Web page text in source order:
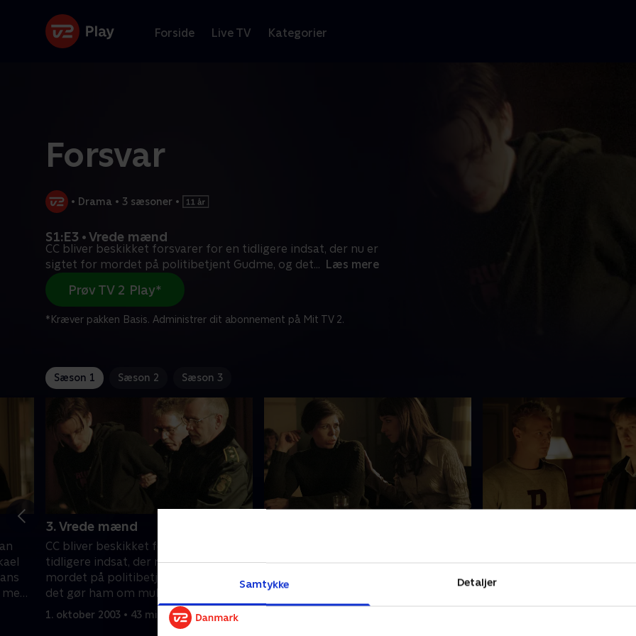
Samtykke Detaljer
Forside Live TV Kategorier
Forsvar
• Drama • 3 sæsoner •
S1:E3 • Vrede mænd
CC bliver beskikket forsvarer for en tidligere indsat, der nu er
sigtet for mordet på politibetjent Gudme, og det... Læs mere
Prøv TV 2 Play*
*Kræver pakken Basis. Administrer dit abonnement på Mit TV 2.
Sæson 1 Sæson 2 Sæson 3
med
3. Vrede mænd
CC bliver beskikket forsvarer for en
tidligere indsat, der nu er sigtet for
mordet på politibetjent Gudme, og
det gør ham om muligt endnu mere
upopulær hos de tidligere kolleger i
korpset. På det personlige plan bliver
1. oktober 2003 • 43 min
arbejdsdag hos Frank & Christensen,
og han inddrager straks halvdelen af
Rebecca Neumanns kontor - til
hendes store utilfredshed. De øvrige
Pataya-Bent, men